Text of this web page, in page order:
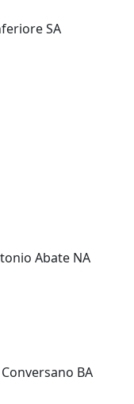
SA
Abate NA
BA